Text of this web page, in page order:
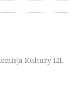
Kultury LIL